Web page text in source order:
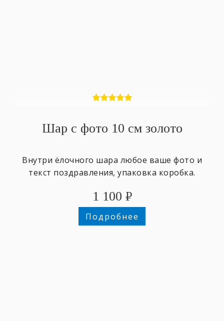
Шар с фото 10 см золото
Внутри ёлочного шара любое ваше фото и
текст поздравления, упаковка коробка.
1 100 ₽
Подробнее